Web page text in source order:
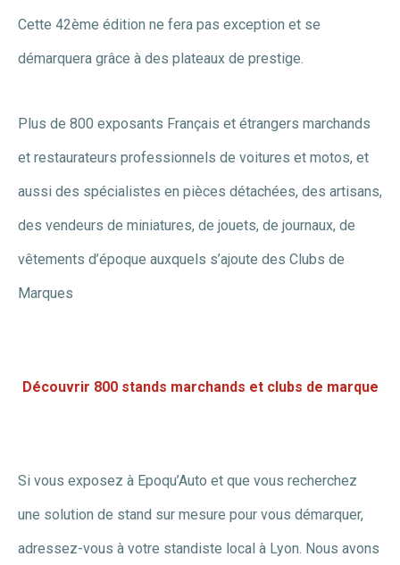
Cette 42ème édition ne fera pas exception et se
démarquera grâce à des plateaux de prestige.
Plus de 800 exposants Français et étrangers marchands
et restaurateurs professionnels de voitures et motos, et
aussi des spécialistes en pièces détachées, des artisans,
des vendeurs de miniatures, de jouets, de journaux, de
vêtements d’époque auxquels s’ajoute des Clubs de
Marques
Découvrir 800 stands marchands et clubs de marque
Si vous exposez à Epoqu’Auto et que vous recherchez
une solution de stand sur mesure pour vous démarquer,
adressez-vous à votre standiste local à Lyon. Nous avons